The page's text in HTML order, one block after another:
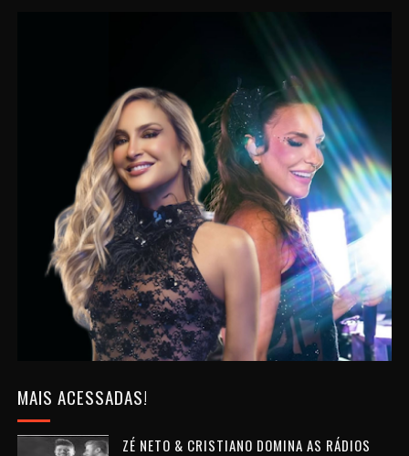
MAIS ACESSADAS!
ZÉ NETO & CRISTIANO DOMINA AS RÁDIOS